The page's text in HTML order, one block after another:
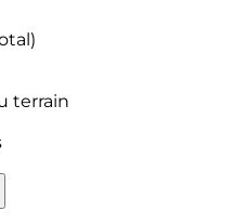
terrain